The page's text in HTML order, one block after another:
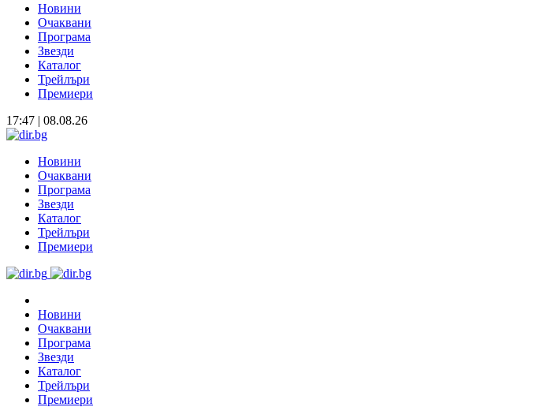
Новини
Очаквани
Програма
Звезди
Каталог
Трейлъри
Премиери
17:47 | 08.08.26
Новини
Очаквани
Програма
Звезди
Каталог
Трейлъри
Премиери
Новини
Очаквани
Програма
Звезди
Каталог
Трейлъри
Премиери